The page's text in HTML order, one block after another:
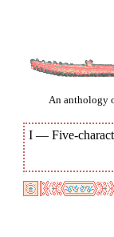
An anthology
I — Five-